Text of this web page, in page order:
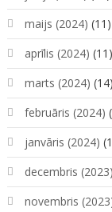
maijs (2024) (11)
aprīlis (2024) (11)
marts (2024) (14)
februāris (2024)
janvāris (2024)
decembris (2023)
novembris